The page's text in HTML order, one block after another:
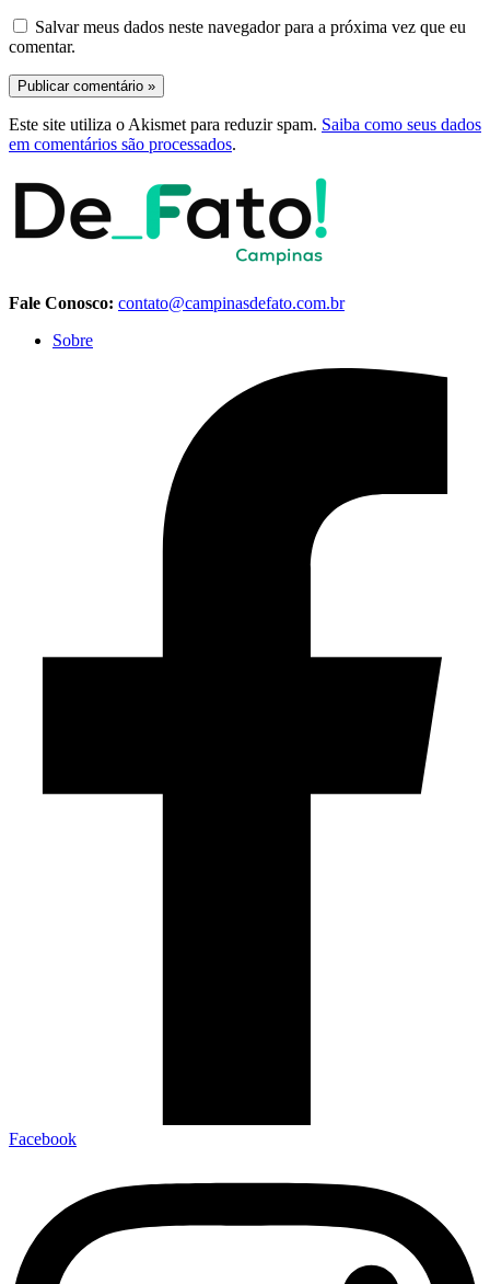
Salvar meus dados neste navegador para a próxima vez que eu
comentar.
Este site utiliza o Akismet para reduzir spam. Saiba como seus dados
em comentários são processados.
Fale Conosco: contato@campinasdefato.com.br
Sobre
Facebook